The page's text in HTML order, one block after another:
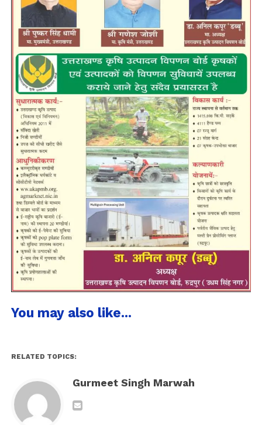
You may also like...
RELATED TOPICS:
Gurmeet Singh Marwah